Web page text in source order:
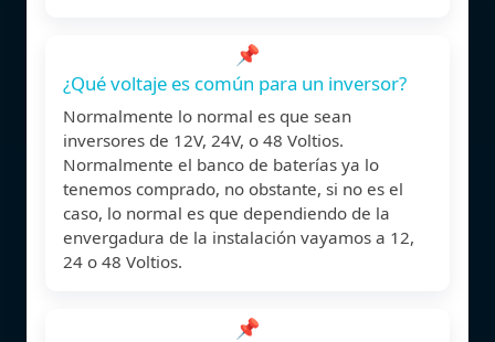
📌
¿Qué voltaje es común para un inversor?
Normalmente lo normal es que sean
inversores de 12V, 24V, o 48 Voltios.
Normalmente el banco de baterías ya lo
tenemos comprado, no obstante, si no es el
caso, lo normal es que dependiendo de la
envergadura de la instalación vayamos a 12,
24 o 48 Voltios.
📌